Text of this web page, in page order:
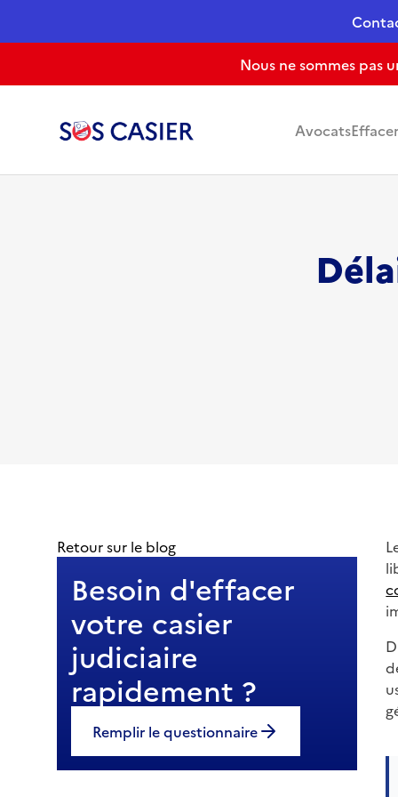
Nous ne sommes pas
Avocats
Retour sur le blog
Besoin d'effacer
votre casier
judiciaire
rapidement ?
Remplir le questionnaire